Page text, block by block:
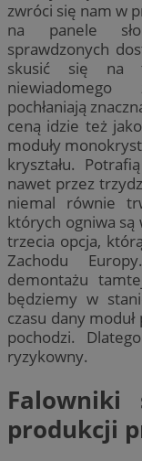
zwróci się nam w
na panele
sprawdzonych
skusić się na
niewiadomego
pochłaniają
ceną idzie też
moduły
kryształu.
nawet przez
niemal równie
których ogniwa
trzecia opcja,
Zachodu
demontażu
będziemy w
czasu dany
pochodzi.
ryzykowny.
produkcji